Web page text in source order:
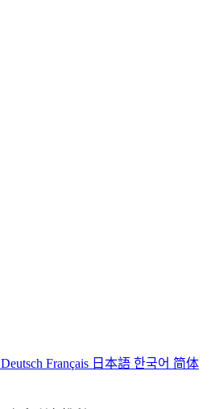
Deutsch Français 日本語 한국어 简体